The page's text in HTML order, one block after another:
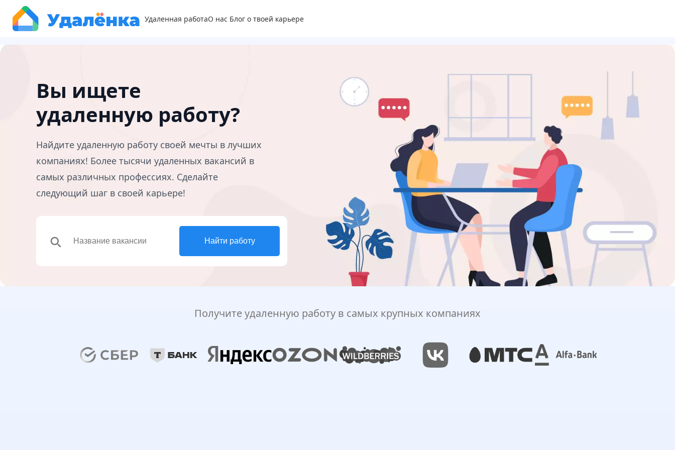
Удаленная работаО нас Блог о твоей карьере
Вы ищете
удаленную работу?
Найдите удаленную работу своей мечты в лучших
компаниях! Более тысячи удаленных вакансий в
самых различных профессиях. Сделайте
следующий шаг в своей карьере!
search Найти работу
Получите удаленную работу в самых крупных компаниях